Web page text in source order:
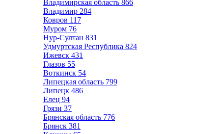
Владимирская область 866
Владимир 284
Ковров 117
Муром 76
Нур-Султан 831
Удмуртская Республика 824
Ижевск 431
Глазов 55
Воткинск 54
Липецкая область 799
Липецк 486
Елец 94
Грязи 37
Брянская область 776
Брянск 381